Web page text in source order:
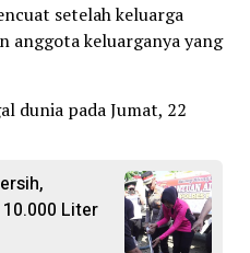
setelah keluarga
anggota keluarganya yang
dunia pada Jumat, 22
Liter